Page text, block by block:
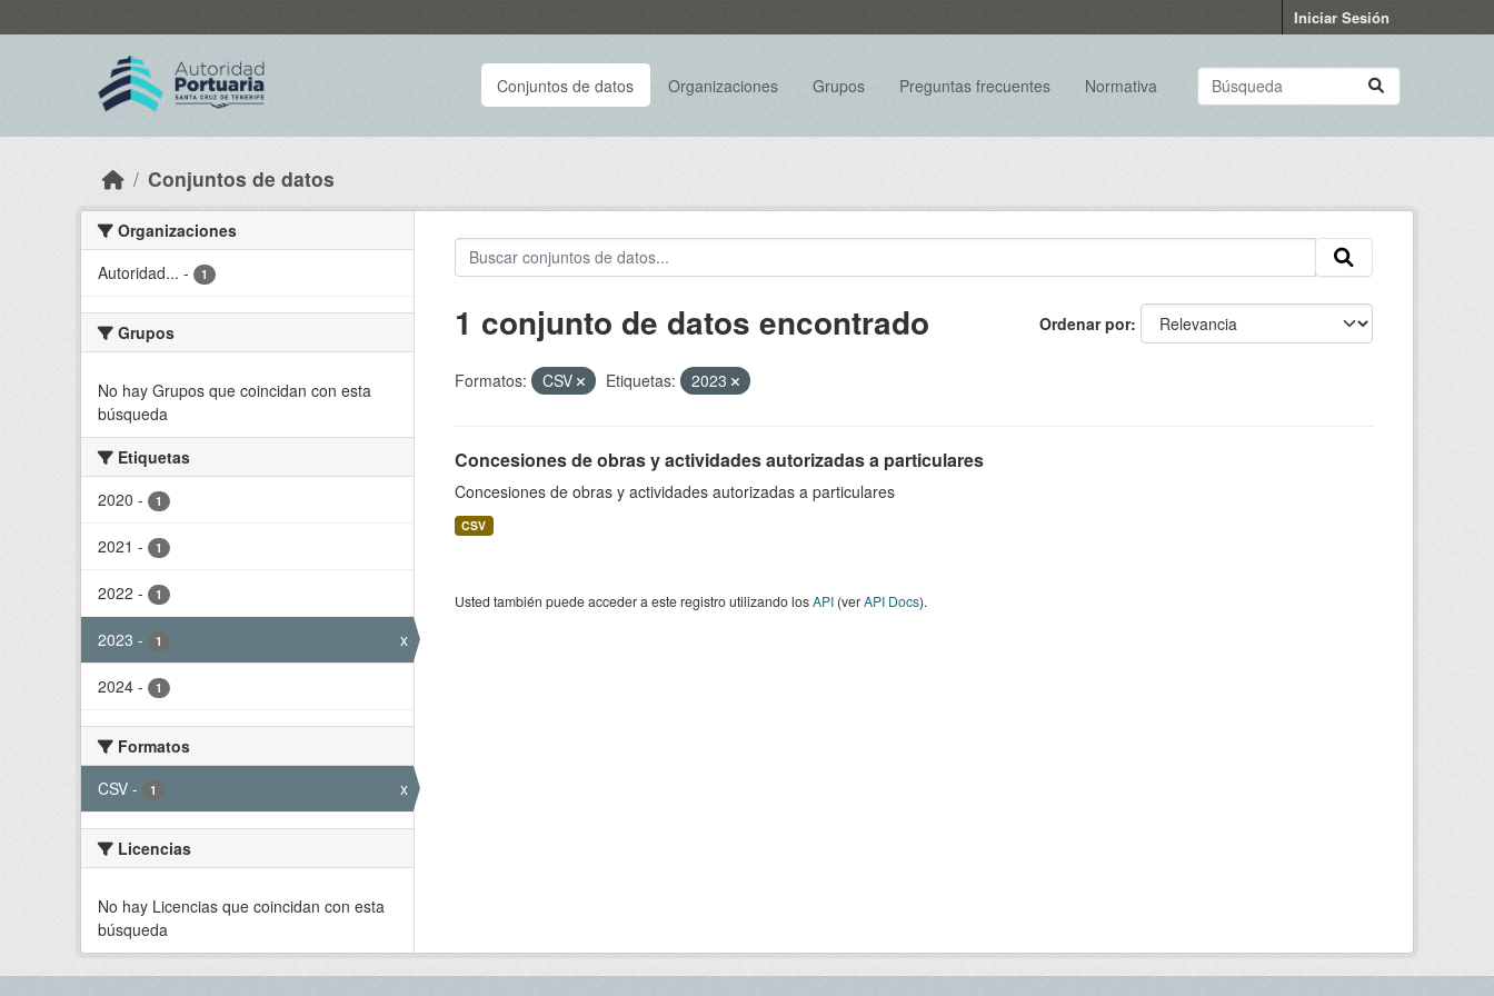
Iniciar Sesión
Conjuntos de datos Organizaciones Grupos Preguntas frecuentes Normativa
Conjuntos de datos
Organizaciones
Autoridad... - 1
Grupos
No hay Grupos que coincidan con esta
búsqueda
Etiquetas
2020 - 1
2021 - 1
2022 - 1
2023 - 1 x
2024 - 1
Formatos
CSV - 1 x
Licencias
No hay Licencias que coincidan con esta
búsqueda
Ordenar por
1 conjunto de datos encontrado
Formatos: CSV Etiquetas: 2023
Concesiones de obras y actividades autorizadas a particulares
Concesiones de obras y actividades autorizadas a particulares
CSV
Usted también puede acceder a este registro utilizando losAPI(verAPI Docs).